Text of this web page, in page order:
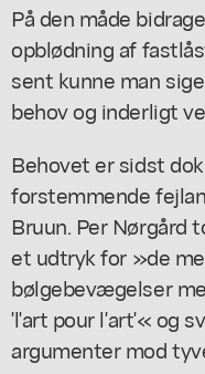
På den måde
opblødning af
sent kunne man
behov og inderligt
Behovet er sidst
forstemmende
Bruun. Per Nørgård
et udtryk for »de
bølgebevægelser
'l'art pour l'art'« og
argumenter mod